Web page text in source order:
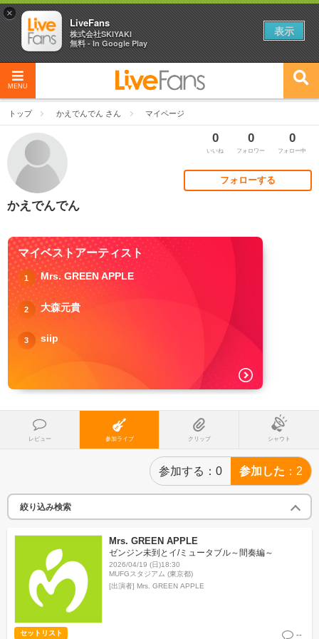
MENU
トップ かえでんでん さん マイページ
0
いいね
0
フォロワー
0
フォロー中
フォローする
かえでんでん
マイベストアーティスト
1 Mrs. GREEN APPLE
2 大森元貴
3 siip
レビュー 参加ライブ クリップ シャウト
参加する 0 参加した 2
絞り込み検索
Mrs. GREEN APPLE
ゼンジン未到とイ/ミュータブル～間奏編～
2026/04/19 (日)18:30
MUFGスタジアム (東京都)
[出演者] Mrs. GREEN APPLE
セットリスト --
×
LiveFans
株式会社SKIYAKI
無料 - In Google Play
表示